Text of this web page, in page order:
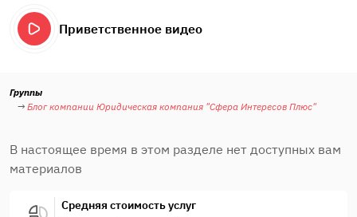
Приветственное видео
Группы
Блог компании Юридическая компания "Сфера Интересов Плюс"
В настоящее время в этом разделе нет доступных вам
материалов
Средняя стоимость услуг